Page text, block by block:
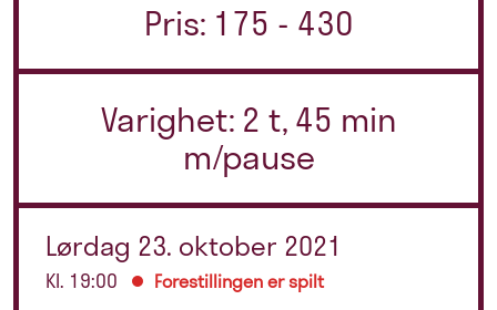
Pris: 175 - 430
Varighet: 2 t, 45 min
m/pause
Lørdag 23. oktober 2021
Kl. 19:00 Forestillingen er spilt